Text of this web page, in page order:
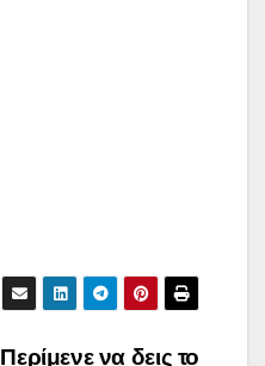
Περίμενε να δεις το